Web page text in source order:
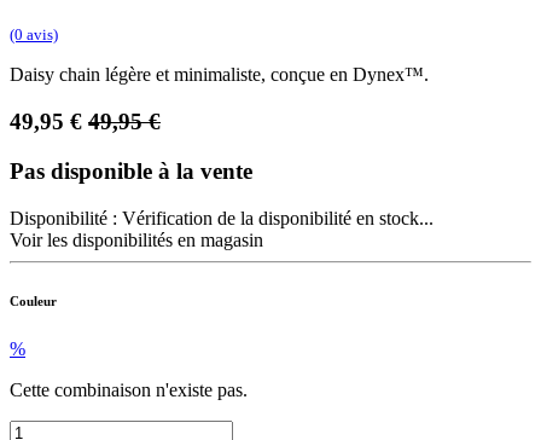
(0 avis)
Daisy chain légère et minimaliste, conçue en Dynex™.
49,95 € 49,95€
Pas disponible à la vente
Disponibilité : Vérification de la disponibilité en stock...
Voir les disponibilités en magasin
Couleur
%
Cette combinaison n'existe pas.